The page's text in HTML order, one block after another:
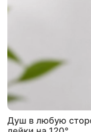
Душ в любую